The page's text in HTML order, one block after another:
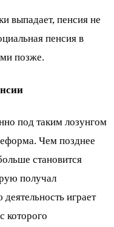
выпадает, пенсия не
пенсия в
позже.
под таким лозунгом
Чем позднее
становится
получал
играет
которого